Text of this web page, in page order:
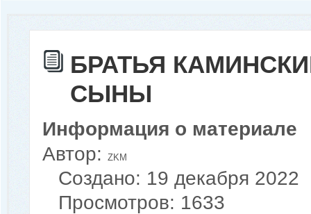
БРАТЬЯ
СЫНЫ
Информация о материале
Автор:
ZKM
Создано: 19 декабря 2022
Просмотров: 1633